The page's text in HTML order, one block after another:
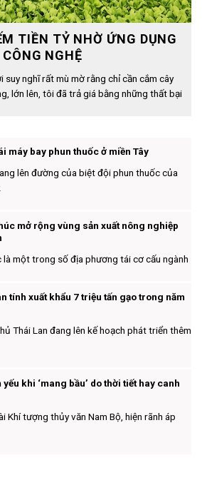
TIỀN TỶ NHỜ ỨNG DỤNG
CÔNG NGHỆ
suy nghĩ rất mù mờ rằng chỉ cần cắm cây
lớn lên, tôi đã trả giá bằng những thất bại
máy bay phun thuốc ở miền Tây
lên đường của biệt đội phun thuốc của
mở rộng vùng sản xuất nông nghiệp
là một trong số địa phương tái cơ cấu ngành
tính xuất khẩu 7 triệu tấn gạo trong năm
Thái Lan đang lên kế hoạch phát triển thêm
yếu khi ‘mang bầu’ do thời tiết hay canh
Khí tượng thủy văn Nam Bộ, hiện rãnh áp